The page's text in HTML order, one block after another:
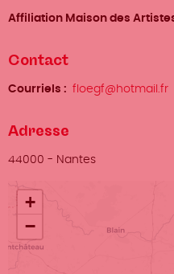
Affiliation Maison des
Contact
Courriels floegf@hotmail.fr
Adresse
Ville
44000 - Nantes
Localisation
+
−